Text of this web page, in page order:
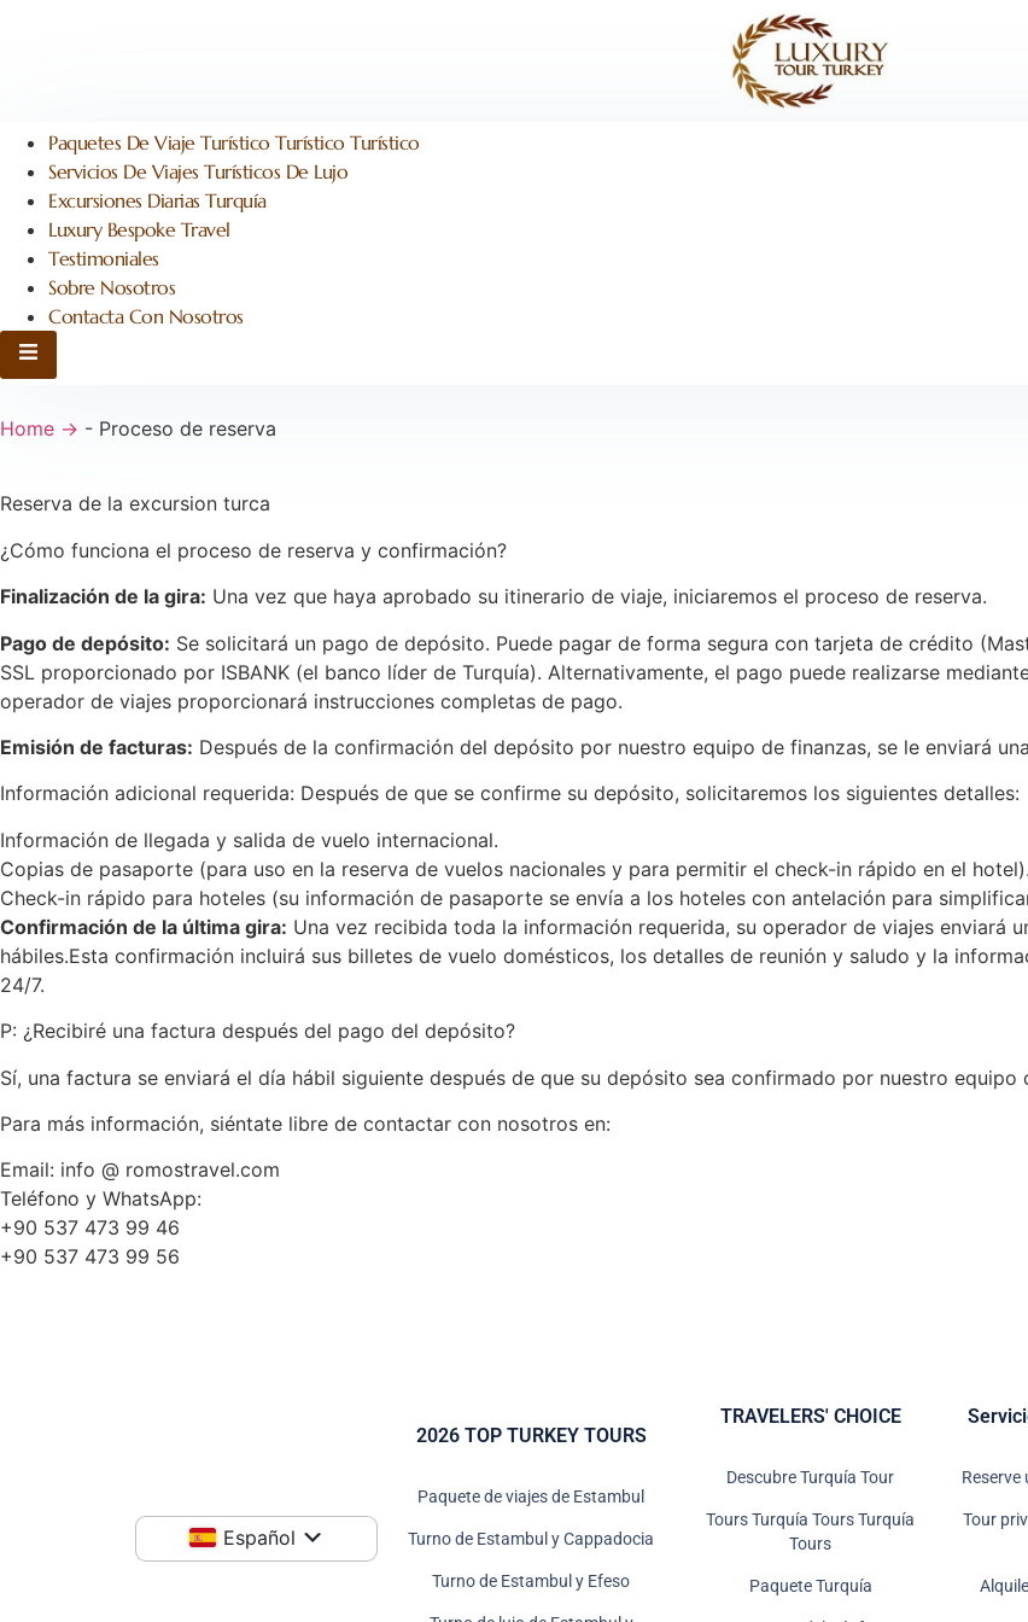
Paquetes De Viaje Turístico Turístico Turístico
Servicios De Viajes Turísticos De Lujo
Excursiones Diarias Turquía
Luxury Bespoke Travel
Testimoniales
Sobre Nosotros
Contacta Con Nosotros
Hamburgo Toggle Menu
Home → - Proceso de reserva
Reserva de la excursion turca
¿Cómo funciona el proceso de reserva y confirmación?
Finalización de la gira: Una vez que haya aprobado su itinerario de viaje, iniciaremos el proceso de reserva.
Pago de depósito: Se solicitará un pago de depósito. Puede pagar de forma segura con tarjeta de crédito
SSL proporcionado por ISBANK (el banco líder de Turquía). Alternativamente, el pago puede realizarse
operador de viajes proporcionará instrucciones completas de pago.
Emisión de facturas: Después de la confirmación del depósito por nuestro equipo de finanzas, se le enviará
Información adicional requerida: Después de que se confirme su depósito, solicitaremos los siguientes detalles:
Información de llegada y salida de vuelo internacional.
Copias de pasaporte (para uso en la reserva de vuelos nacionales y para permitir el check-in rápido en el hotel).
Check-in rápido para hoteles (su información de pasaporte se envía a los hoteles con antelación para
Confirmación de la última gira: Una vez recibida toda la información requerida, su operador de viajes enviará
hábiles.Esta confirmación incluirá sus billetes de vuelo domésticos, los detalles de reunión y saludo y la
24/7.
P: ¿Recibiré una factura después del pago del depósito?
Sí, una factura se enviará el día hábil siguiente después de que su depósito sea confirmado por nuestro equipo
Para más información, siéntate libre de contactar con nosotros en:
Email: info @ romostravel.com
Teléfono y WhatsApp:
+90 537 473 99 46
+90 537 473 99 56
Español
2026 TOP TURKEY TOURS
Paquete de viajes de Estambul
Turno de Estambul y Cappadocia
Turno de Estambul y Efeso
TRAVELERS' CHOICE
Descubre Turquía Tour
Tours Turquía Tours Turquía
Tours
Paquete Turquía
Reserve
Tour